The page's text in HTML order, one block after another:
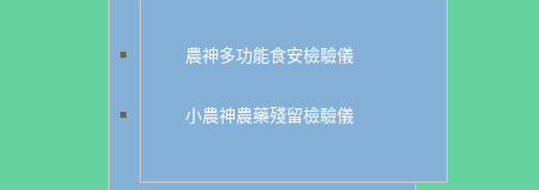
農神多功能食安檢驗儀
小農神農藥殘留檢驗儀